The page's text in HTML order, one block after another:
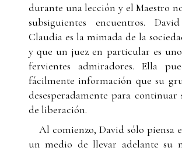
durante una lección y el Maestro
subsiguientes encuentros.
Claudia es la mimada de la
y que un juez en particular es uno
fervientes admiradores. Ella
fácilmente información que su
desesperadamente para continuar
de liberación.
Al comienzo, David sólo piensa
un medio de llevar adelante su